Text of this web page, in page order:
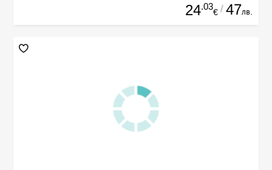
24.03
€ / 47лв.